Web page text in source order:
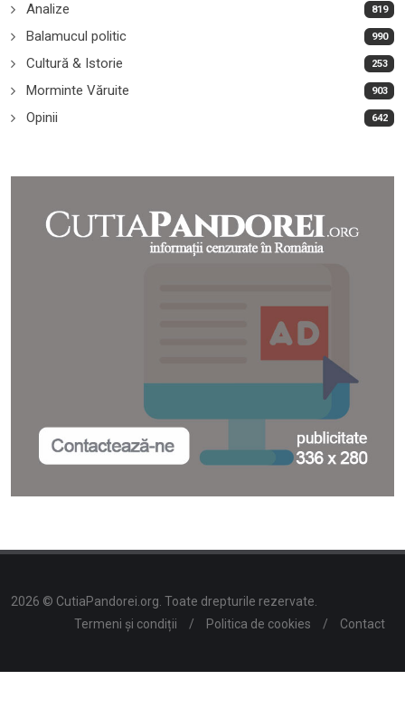
Analize 819
Balamucul politic 990
Cultură & Istorie 253
Morminte Văruite 903
Opinii 642
2026 © CutiaPandorei.org. Toate drepturile rezervate.
Termeni și condiții
/ Politica de cookies / Contact